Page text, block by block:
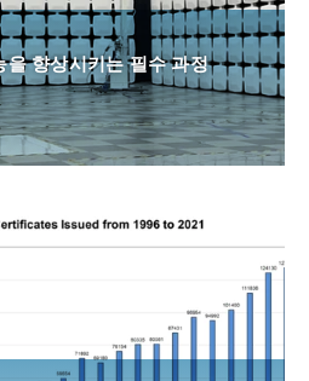
향상시키는 필수 과정